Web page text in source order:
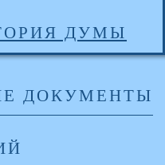
ДУМЫ
ДОКУМЕНТЫ